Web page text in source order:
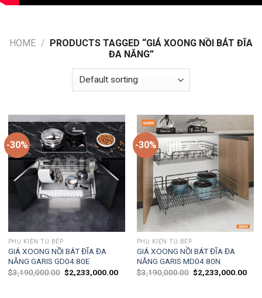
HOME / PRODUCTS TAGGED “GIÁ XOONG NỒI BÁT ĐĨA
ĐA NĂNG”
-30%
PHỤ KIỆN TỦ BẾP
GIÁ XOONG NỒI BÁT ĐĨA ĐA
NĂNG GARIS GD04.80E
$3,190,000.00 $2,233,000.00
-30%
PHỤ KIỆN TỦ BẾP
GIÁ XOONG NỒI BÁT ĐĨA ĐA
NĂNG GARIS MD04.80N
$3,190,000.00 $2,233,000.00